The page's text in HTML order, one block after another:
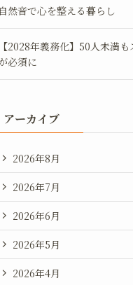
自然音で心を整える暮らし
【2028年義務化】50人未満
必須に
アーカイブ
2026年8月
2026年7月
2026年6月
2026年5月
2026年4月